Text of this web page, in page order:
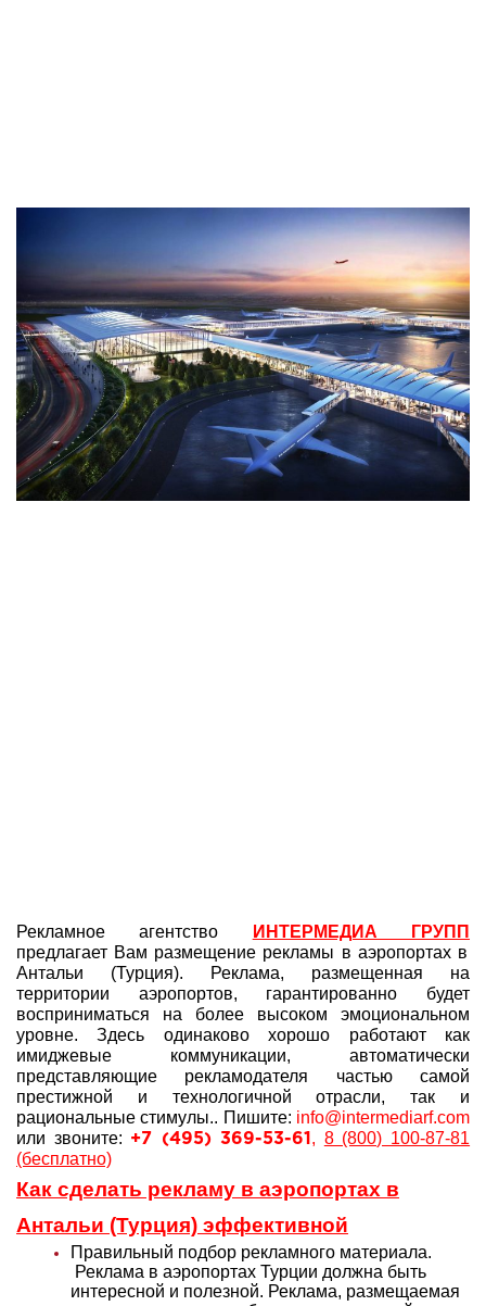
Рекламное агентство
ИНТЕРМЕДИА ГРУПП
предлагает Вам размещение рекламы в аэропортах в
Антальи (Турция). Реклама, размещенная на
территории аэропортов, гарантированно будет
восприниматься на более высоком эмоциональном
уровне. Здесь одинаково хорошо работают как
имиджевые коммуникации, автоматически
представляющие рекламодателя частью самой
престижной и технологичной отрасли, так и
рациональные стимулы.. Пишите: info@intermediarf.com
или звоните: +7 (495) 369-53-61 , 8 (800) 100-87-81
(бесплатно)
Как сделать рекламу в аэропортах в
Антальи (Турция) эффективной
Правильный подбор рекламного материала.
Реклама в аэропортах Турции должна быть
интересной и полезной. Реклама, размещаемая